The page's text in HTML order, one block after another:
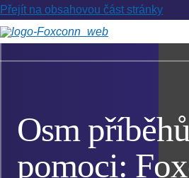
Přejít na obsahovou část stránky
Osm
pomoci: